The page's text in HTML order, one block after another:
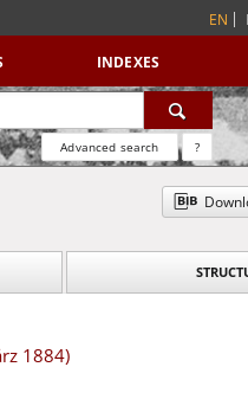
EN
INDEXES
Advanced search ?
1884)